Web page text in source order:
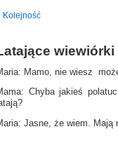
Kolejność
wiewiórki
Mamo, nie wiesz
Chyba jakieś
Jasne, że wiem. Mają